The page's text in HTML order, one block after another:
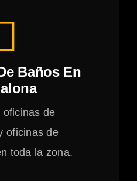
Baños En
oficinas de
oficinas de
toda la zona.